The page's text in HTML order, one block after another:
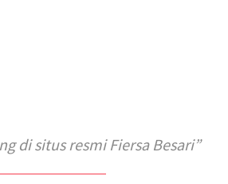
di situs resmi Fiersa Besari